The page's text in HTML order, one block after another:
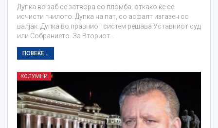
Дупка во заб се затвора со пломба, откако ќе се
исчисти гнилото. Дупка на пат, со асфалт изгазен со
валјак. Дупка во правниот систем решава Уставниот суд
или Собранието. За Вториот…
ПОВЕЌЕ...
КОЛУМНИ